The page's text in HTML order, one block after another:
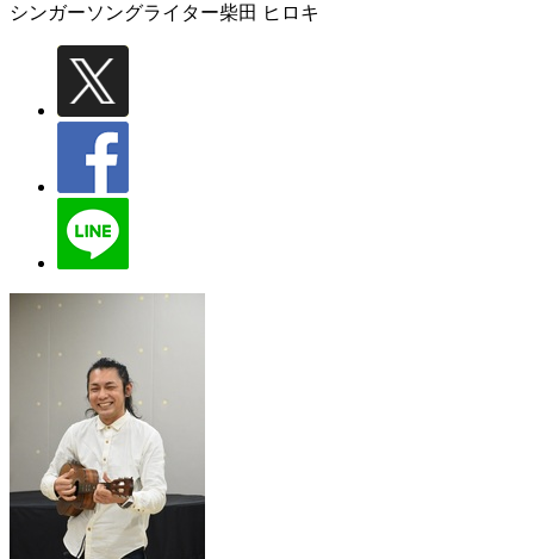
シンガーソングライター柴田 ヒロキ